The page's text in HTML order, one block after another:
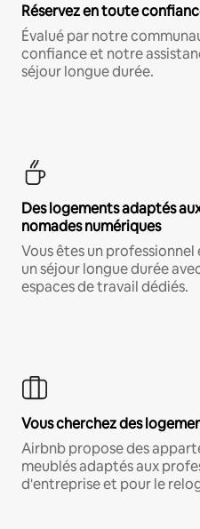
Réservez en toute
Évalué par notre
confiance et notre
séjour longue durée.
Des logements adaptés
nomades numériques
Vous êtes un
un séjour longue durée
espaces de travail dédiés.
Vous cherchez des
Airbnb propose des
meublés adaptés aux
d'entreprise et pour le